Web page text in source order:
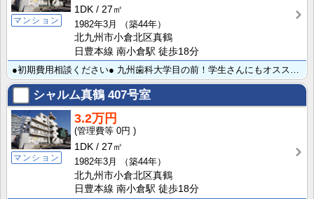
マンション
1DK
27㎡
1982年3月
（築44年）
北九州市小倉北区真鶴
日豊本線 南小倉駅 徒歩18分
シャルム真鶴 407号室
マンション
3.2万円
0円
1DK
27㎡
1982年3月
（築44年）
北九州市小倉北区真鶴
日豊本線 南小倉駅 徒歩18分